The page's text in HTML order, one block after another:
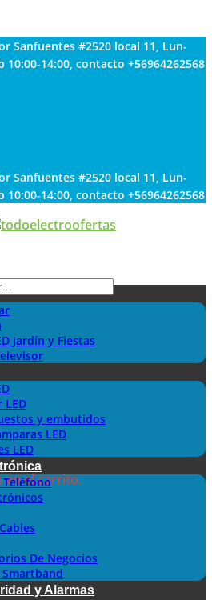
Sanfuentes #2520 local 11, Lun-
10:00-14:00, contacto +56964262568
Sanfuentes #2520 local 11, Lun-
10:00-14:00, contacto +56964262568
en el carrito.
Jardín y Fiestas
LED
y embutidos
LED
LED
Teléfono
De Negocios
y Alarmas